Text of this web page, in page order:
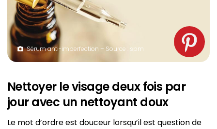
Sérum anti-imperfection – Source : spm
Nettoyer le visage deux fois par
jour avec un nettoyant doux
Le mot d’ordre est douceur lorsqu’il est question de